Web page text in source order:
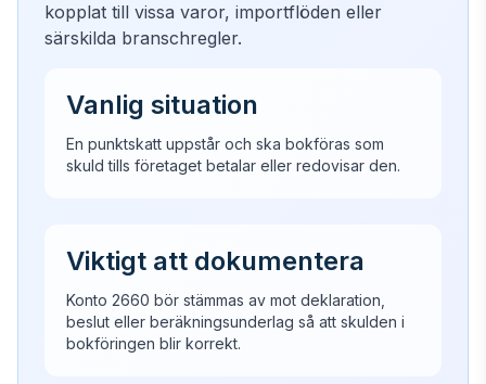
kopplat till vissa varor, importflöden eller
särskilda branschregler.
Vanlig situation
En punktskatt uppstår och ska bokföras som
skuld tills företaget betalar eller redovisar den.
Viktigt att dokumentera
Konto 2660 bör stämmas av mot deklaration,
beslut eller beräkningsunderlag så att skulden i
bokföringen blir korrekt.